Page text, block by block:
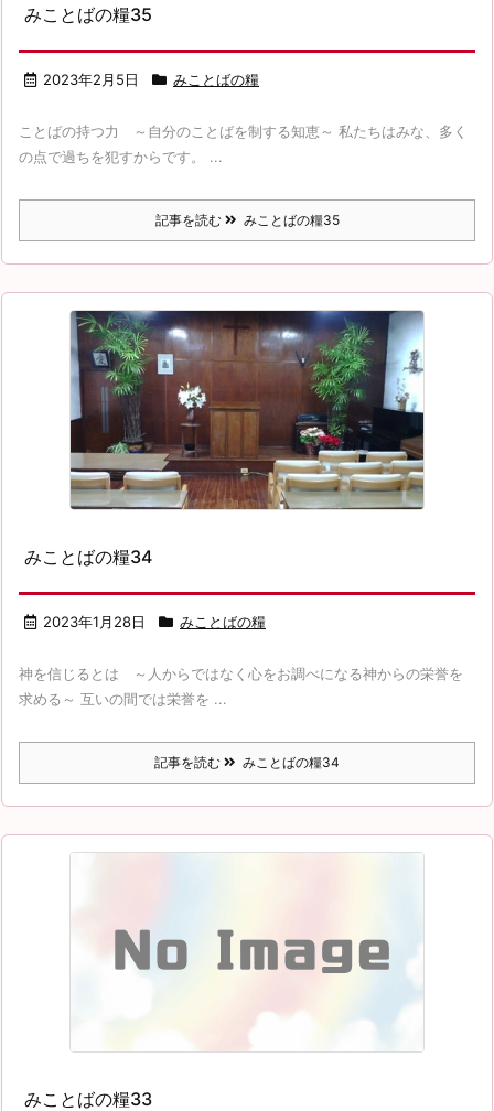
みことばの糧35
2023年2月5日 みことばの糧
ことばの持つ力 ～自分のことばを制する知恵～ 私たちはみな、多く
の点で過ちを犯すからです。 ...
記事を読む みことばの糧35
みことばの糧34
2023年1月28日 みことばの糧
神を信じるとは ～人からではなく心をお調べになる神からの栄誉を
求める～ 互いの間では栄誉を ...
記事を読む みことばの糧34
みことばの糧33